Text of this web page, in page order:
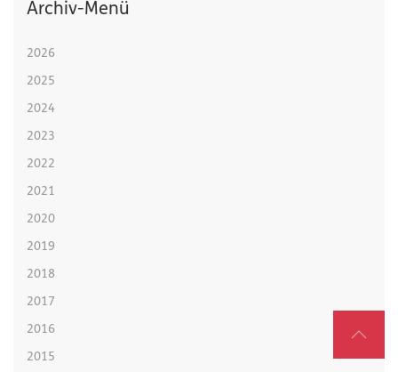
Archiv-Menü
2026
2025
2024
2023
2022
2021
2020
2019
2018
2017
2016
2015